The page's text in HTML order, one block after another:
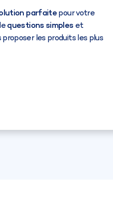
parfaite pour votre
questions simples et
les produits les plus